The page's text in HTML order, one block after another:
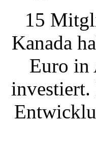
15
Kanada
Euro in
investiert.